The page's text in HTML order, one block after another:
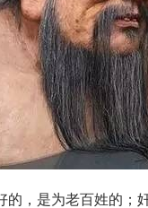
的，是为老百姓的；